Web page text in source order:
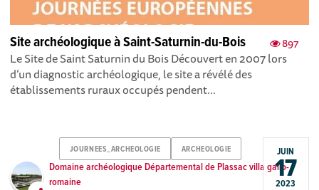
897
Site archéologique à Saint-Saturnin-du-Bois
Le Site de Saint Saturnin du Bois Découvert en 2007 lors
d’un diagnostic archéologique, le site a révélé des
établissements ruraux occupés pendent...
JOURNEES_ARCHEOLOGIE ARCHEOLOGIE
Domaine archéologique Départemental de Plassac villa gallo-
romaine
JUIN
17
2023